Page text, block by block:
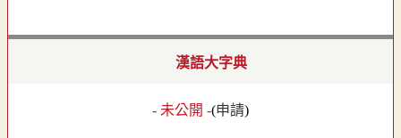
漢語大字典
- 未公開 -(申請)